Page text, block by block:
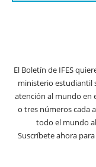
El Boletín de IFES
ministerio estudiantil
atención al mundo en
o tres números cada
todo el mundo
Suscríbete ahora